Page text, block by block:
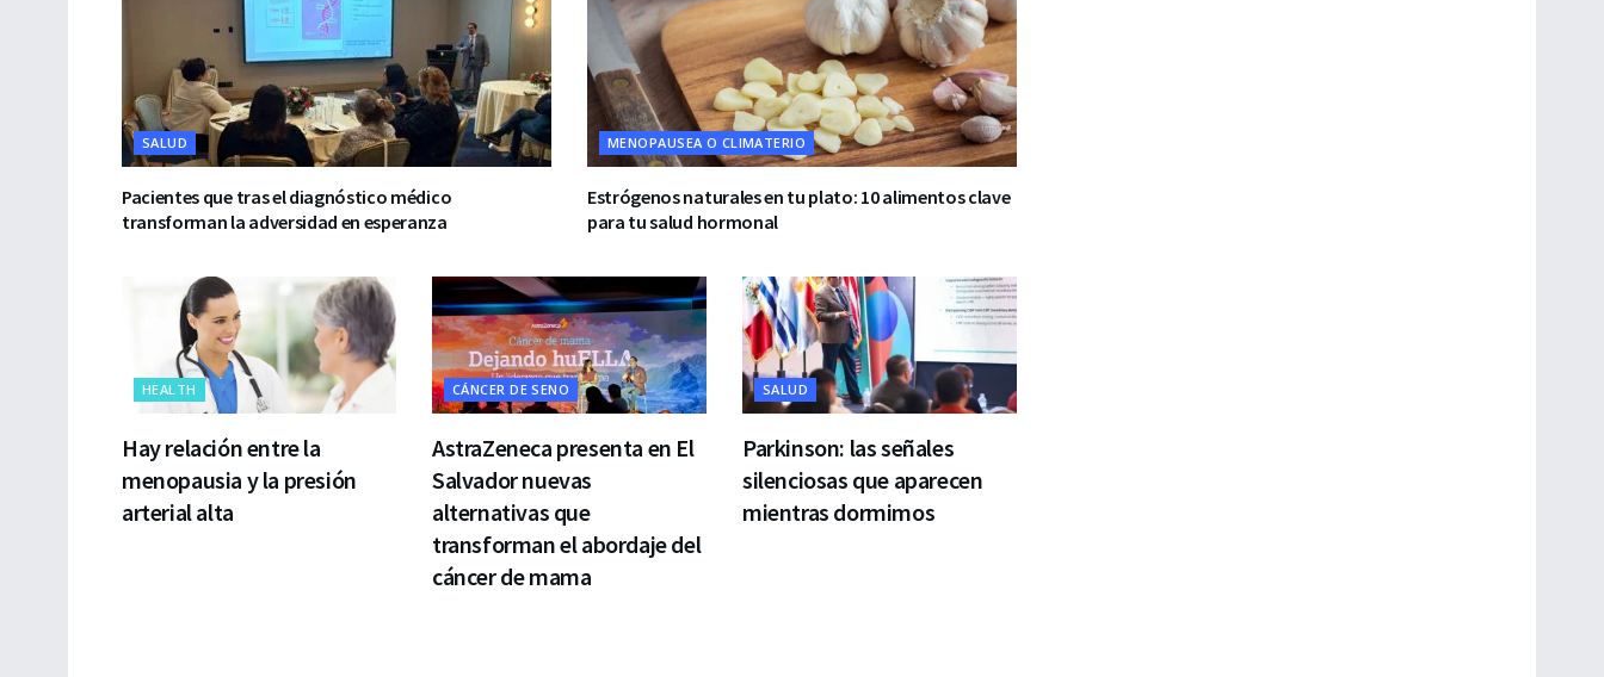
SALUD
Pacientes que tras el diagnóstico médico
transforman la adversidad en esperanza
MENOPAUSEA O CLIMATERIO
Estrógenos naturales en tu plato: 10 alimentos clave
para tu salud hormonal
HEALTH
Hay relación entre la
menopausia y la presión
arterial alta
CÁNCER DE SENO
AstraZeneca presenta en El
Salvador nuevas
alternativas que
transforman el abordaje del
cáncer de mama
SALUD
Parkinson: las señales
silenciosas que aparecen
mientras dormimos